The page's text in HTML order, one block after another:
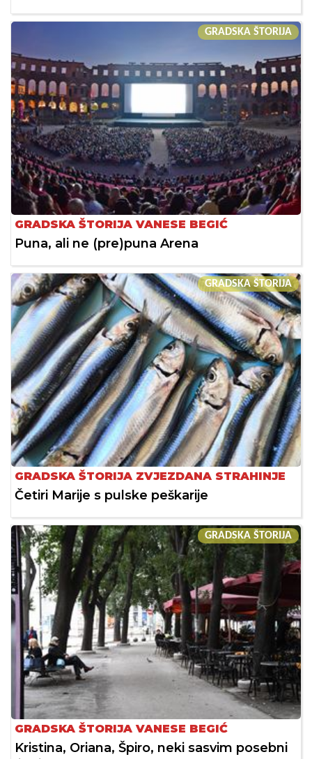
GRADSKA ŠTORIJA
GRADSKA ŠTORIJA VANESE BEGIĆ
Puna, ali ne (pre)puna Arena
GRADSKA ŠTORIJA
GRADSKA ŠTORIJA ZVJEZDANA STRAHINJE
Četiri Marije s pulske peškarije
GRADSKA ŠTORIJA
GRADSKA ŠTORIJA VANESE BEGIĆ
Kristina, Oriana, Špiro, neki sasvim posebni